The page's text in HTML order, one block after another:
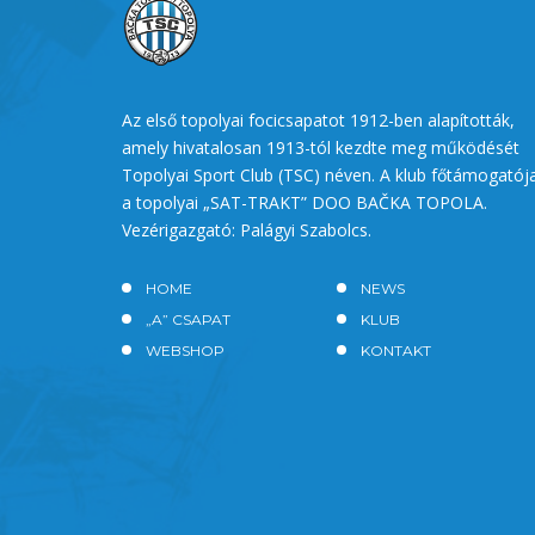
Az első topolyai focicsapatot 1912-ben alapították,
amely hivatalosan 1913-tól kezdte meg működését
Topolyai Sport Club (TSC) néven. A klub
a topolyai „SAT-TRAKT” DOO BAČKA TOPOLA.
Vezérigazgató: Palágyi Szabolcs.
HOME
NEWS
„A” CSAPAT
KLUB
WEBSHOP
KONTAKT